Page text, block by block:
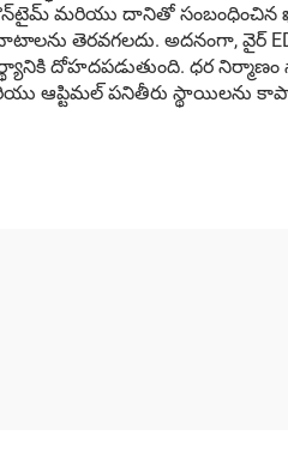
మరియు దానితో సంబంధించిన
తెరవగలదు. అదనంగా, వైర్
దోహదపడుతుంది. ధర
ఆప్టిమల్ పనితీరు స్థాయిలను